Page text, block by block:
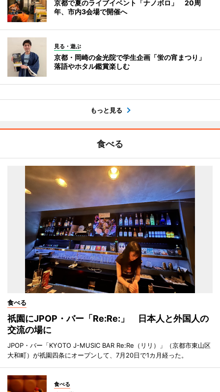
京都で夏のライブイベント「ナノボロ」 20周
年、市内3会場で開催へ
見る・遊ぶ
京都・岡崎の金光院で学生企画「蛍の宵まつり」
落語やホタル鑑賞楽しむ
もっと見る
食べる
食べる
祇園にJPOP・バー「Re:Re:」 日本人と外国人の
交流の場に
JPOP・バー「KYOTO J-MUSIC BAR Re:Re（リリ）」（京都市東山区
大和町）が祇園四条にオープンして、7月20日で1カ月経った。
食べる